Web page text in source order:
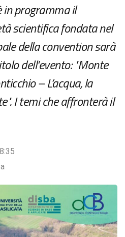
in programma il
scientifica fondata nel
della convention sarà
dell'evento: "Monte
– L’acqua, la
I temi che affronterà il